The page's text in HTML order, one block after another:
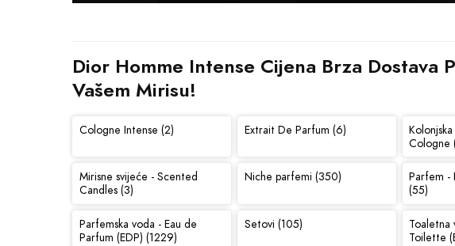
Dior Homme Intense Cijena Brza Dostava
Vašem Mirisu!
Cologne Intense (2) Extrait De Parfum (6)
Cologne
Mirisne svijeće - Scented
Candles (3)
Niche parfemi (350)
Parfem -
(55)
Parfemska voda - Eau de
Parfum (EDP) (1229)
Setovi (105)
Toaletna
Toilette